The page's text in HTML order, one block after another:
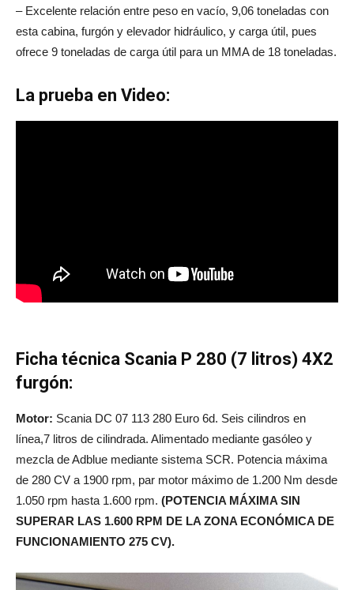
– Excelente relación entre peso en vacío, 9,06 toneladas con
esta cabina, furgón y elevador hidráulico, y carga útil, pues
ofrece 9 toneladas de carga útil para un MMA de 18 toneladas.
La prueba en Video:
Ficha técnica Scania P 280 (7 litros) 4X2
furgón:
Motor: Scania DC 07 113 280 Euro 6d. Seis cilindros en
línea,7 litros de cilindrada. Alimentado mediante gasóleo y
mezcla de Adblue mediante sistema SCR. Potencia máxima
de 280 CV a 1900 rpm, par motor máximo de 1.200 Nm desde
1.050 rpm hasta 1.600 rpm. (POTENCIA MÁXIMA SIN
SUPERAR LAS 1.600 RPM DE LA ZONA ECONÓMICA DE
FUNCIONAMIENTO 275 CV).